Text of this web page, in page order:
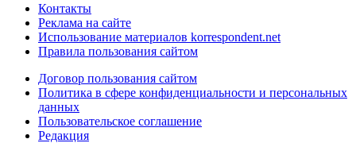
Контакты
Реклама на сайте
Использование материалов korrespondent.net
Правила пользования сайтом
Договор пользования сайтом
Политика в сфере конфиденциальности и персональных
данных
Пользовательское соглашение
Редакция